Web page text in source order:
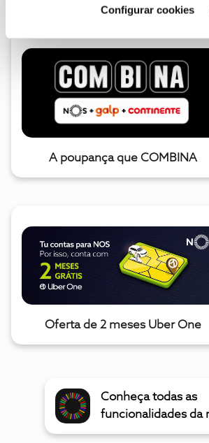
Configurar cookies
A poupança que COMBINA
Oferta de 2 meses Uber One
Conheça todas as
funcionalidades da